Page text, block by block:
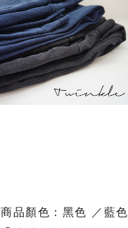
商品顏色：黑色 ／藍色